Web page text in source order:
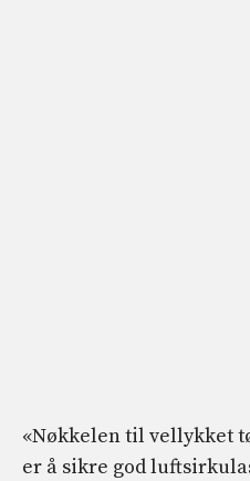
«Nøkkelen til vellykket
er å sikre god